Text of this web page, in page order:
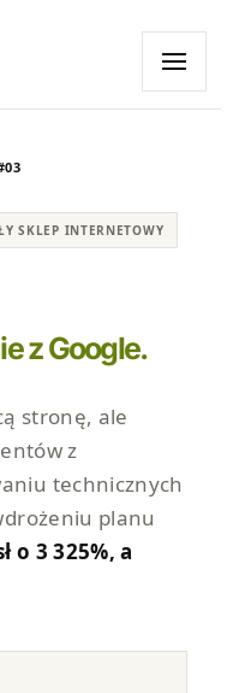
SKLEP INTERNETOWY
z Google.
stronę, ale
z
technicznych
planu
o 3 325%, a